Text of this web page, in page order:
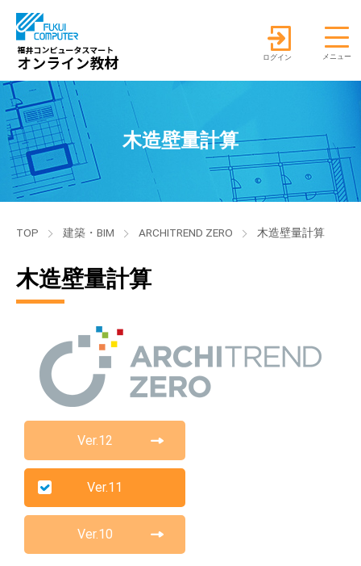
ログイン
木造壁量計算
TOP 建築・BIM ARCHITREND ZERO 木造壁量計算
木造壁量計算
Ver.12
Ver.11
Ver.10